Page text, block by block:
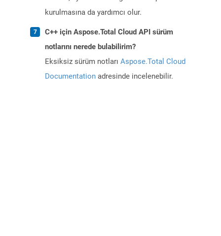
kurulmasına da yardımcı olur.
C++ için Aspose.Total Cloud API sürüm
notlarını nerede bulabilirim?
Eksiksiz sürüm notları Aspose.Total Cloud
Documentation adresinde incelenebilir.